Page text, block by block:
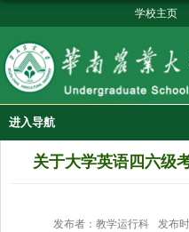
学校主页
进入导航
关于大学英语四六级
发布者：教学运行科 发布